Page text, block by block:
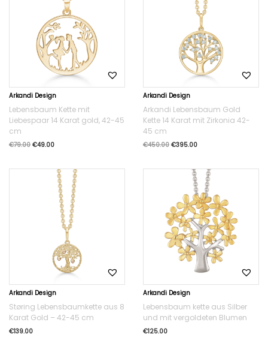
Arkandi Design
Lebensbaum Kette mit
Liebespaar 14 Karat gold, 42-45
cm
€79.00 €49.00
Arkandi Design
Arkandi Lebensbaum Gold
Kette 14 Karat mit Zirkonia 42-
45 cm
€450.00 €395.00
Arkandi Design
Støring Lebensbaumkette aus 8
Karat Gold – 42-45 cm
€139.00
Arkandi Design
Lebensbaum kette aus Silber
und mit vergoldeten Blumen
€125.00